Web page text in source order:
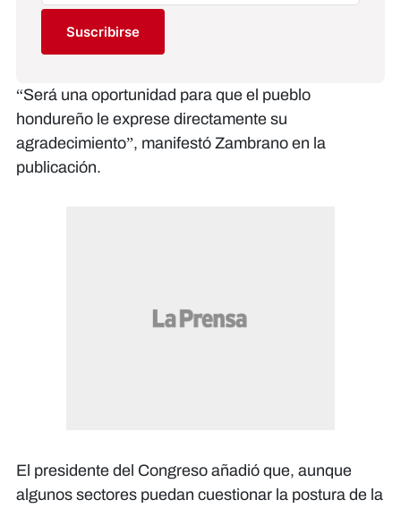
Suscribirse
“Será una oportunidad para que el pueblo
hondureño le exprese directamente su
agradecimiento”, manifestó Zambrano en la
publicación.
El presidente del Congreso añadió que, aunque
algunos sectores puedan cuestionar la postura de la